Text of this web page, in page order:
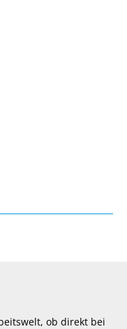
ob direkt bei